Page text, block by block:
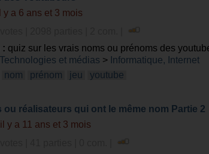
y a 6 ans et 3 mois
: quiz sur les vrais noms ou prénoms des
Technologies et médias > Informatique, Internet
nom prénom jeu youtube
ou réalisateurs qui ont le même nom Partie 2
il y a 11 ans et 3 mois